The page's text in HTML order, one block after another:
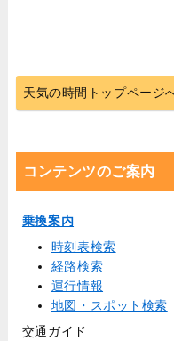
天気の時間トップページ
コンテンツのご案内
乗換案内
時刻表検索
経路検索
運行情報
地図・スポット検索
交通ガイド